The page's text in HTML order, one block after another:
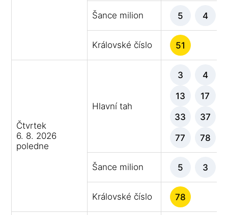
Šance milion 5 4
Královské číslo 51
Čtvrtek
6. 8. 2026
poledne
Hlavní tah
3 4
13 17
33 37
77 78
Šance milion 5 3
Královské číslo 78